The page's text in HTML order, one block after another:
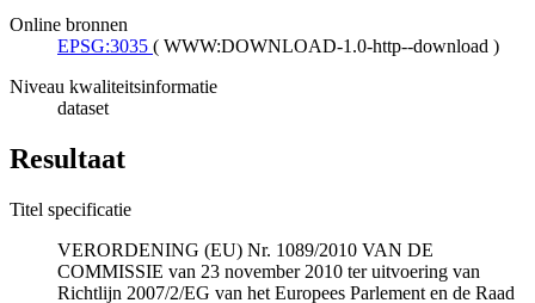
Online bronnen
EPSG:3035 ( WWW:DOWNLOAD-1.0-http--download )
Niveau kwaliteitsinformatie
dataset
Resultaat
Titel specificatie
VERORDENING (EU) Nr. 1089/2010 VAN DE
COMMISSIE van 23 november 2010 ter uitvoering van
Richtlijn 2007/2/EG van het Europees Parlement en de Raad